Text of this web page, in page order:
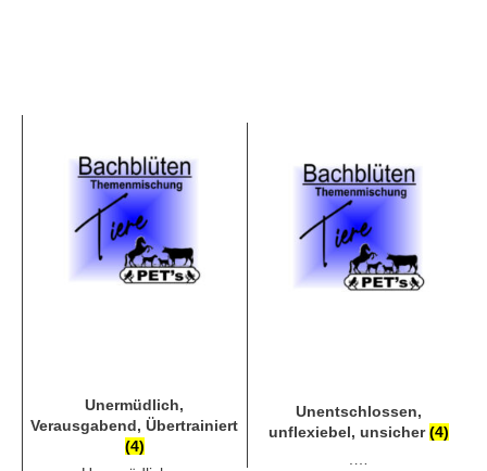
Unermüdlich,
Verausgabend, Übertrainiert
(4)
Unentschlossen,
unflexiebel, unsicher(4)